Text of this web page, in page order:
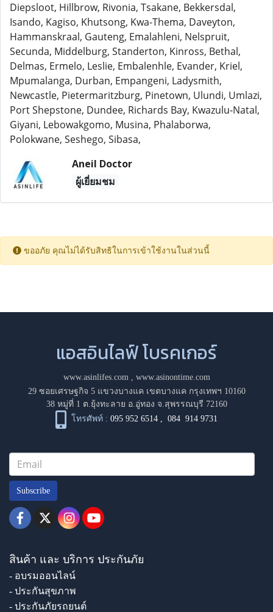
Diepsloot, Hillbrow, Rivonia, Tsakane, Bekkersdal,
Isando, Kagiso, Khutsong, Kwa-Thema, Daveyton,
Hammanskraal, Gauteng, Emalahleni, Nelspruit,
Secunda, Middelburg, Standerton, Kinross, Bethal,
Delmas, Ermelo, Leslie, Embalenhle, Evander, Kriel,
Mpumalanga, Durban, Empangeni, Ladysmith,
Newcastle, Pietermaritzburg, Pinetown, Ulundi, Umlazi,
Port Shepstone, Dundee, Richards Bay, Kwazulu-Natal,
Giyani, Lebowakgomo, Musina, Phalaborwa,
Polokwane, Seshego, Sibasa,
Aneil Doctor
ผู้เยี่ยมชม
ขออภัย คุณไม่ได้รับสิทธิในการเข้าใช้งานในส่วนนี้
แอสอินไลฟ์ โบรคเกอร์
www.asinlifes.com, www.asinontime.com
29 ซอยเศรษฐกิจ 5 แขวงบางแค เขตบางแค กรุงเทพฯ 10160
38 หมู่ที่ 1 ต.ยุ้งทะลาย อ.อู่ทอง จ.สุพรรณบุรี 72160
โทรศัพท์ : 095 952 6514 ,084 914 9731
Subscribe
สินค้า และ บริการ ประกันภัย
- อบรมออนไลน์
- ประกันสุขภาพ
- ประกันภัยรถยนต์